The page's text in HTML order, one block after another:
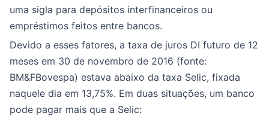
uma sigla para depósitos interfinanceiros ou
empréstimos feitos entre bancos.
Devido a esses fatores, a taxa de juros DI futuro de 12
meses em 30 de novembro de 2016 (fonte:
BM&FBovespa) estava abaixo da taxa Selic, fixada
naquele dia em 13,75%. Em duas situações, um banco
pode pagar mais que a Selic: